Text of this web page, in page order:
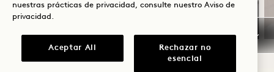
de octubre de 2026
nuestras prácticas de privacidad, consulte nuestro Aviso de
privacidad .
Aceptar All
Rechazar no
esencial